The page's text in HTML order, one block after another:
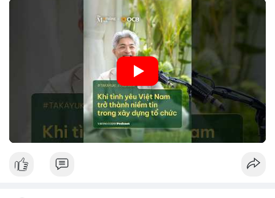
tin này giúp giảm rủi ro thị trường, cải thiện chi phí vốn và thúc
đẩy sự phát triển bền vững của ngành công nghệ tài chính. Các
nhà quản lý cần khai thác tinh thần này để xây dựng chiến lược
phát triển bền vững và thu hút vốn đầu tư.
🎥 Xem video trực tiếp tại:
Nguồn: VIETSUCCESS